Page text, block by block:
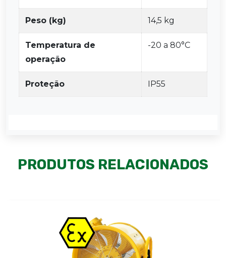
Peso (kg) 14,5 kg
Temperatura de
operação
-20 a 80°C
Proteção IP55
PRODUTOS RELACIONADOS